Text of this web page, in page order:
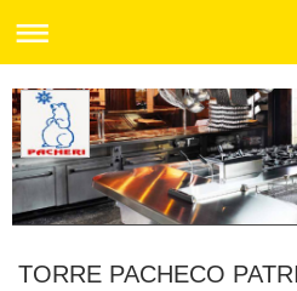
TORRE PACHECO